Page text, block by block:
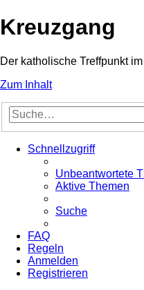
Kreuzgang
Der katholische Treffpunkt
Zum Inhalt
Schnellzugriff
Unbeantwortete
Aktive Themen
Suche
FAQ
Regeln
Anmelden
Registrieren